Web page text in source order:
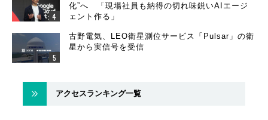
化”へ 「現場社員も納得の切れ味鋭いAIエージ
ェント作る」
古野電気、LEO衛星測位サービス「Pulsar」の衛
星から実信号を受信
アクセスランキング一覧